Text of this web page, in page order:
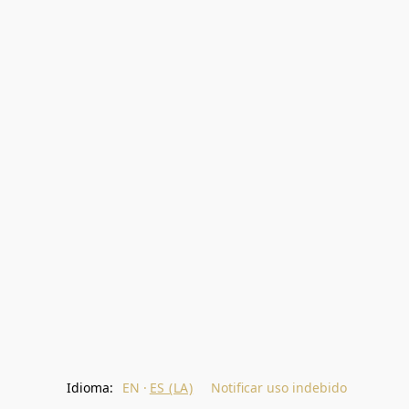
Idioma: EN ES (LA) Notificar uso indebido